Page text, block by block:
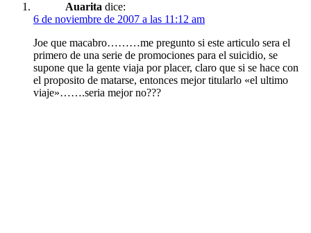
Auarita dice:
6 de noviembre de 2007 a las 11:12 am
Joe que macabro………me pregunto si este articulo sera el
primero de una serie de promociones para el suicidio, se
supone que la gente viaja por placer, claro que si se hace con
el proposito de matarse, entonces mejor titularlo «el ultimo
viaje»…….seria mejor no???